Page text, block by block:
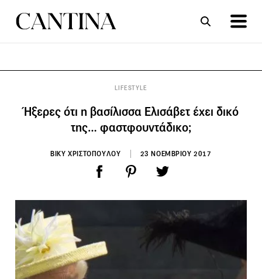
LIFESTYLE
Ήξερες ότι η βασίλισσα Ελισάβετ έχει δικό
της… φαστφουντάδικο;
ΒΙΚΥ ΧΡΙΣΤΟΠΟΥΛΟΥ 23 ΝΟΕΜΒΡΙΟΥ 2017